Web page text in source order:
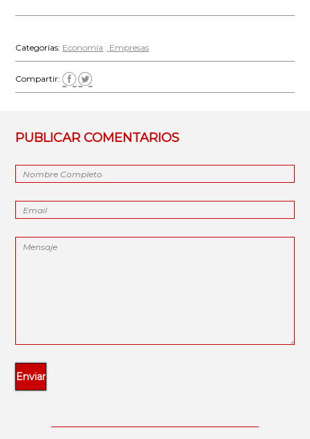
Categorías: Economía Empresas
Compartir:
PUBLICAR COMENTARIOS